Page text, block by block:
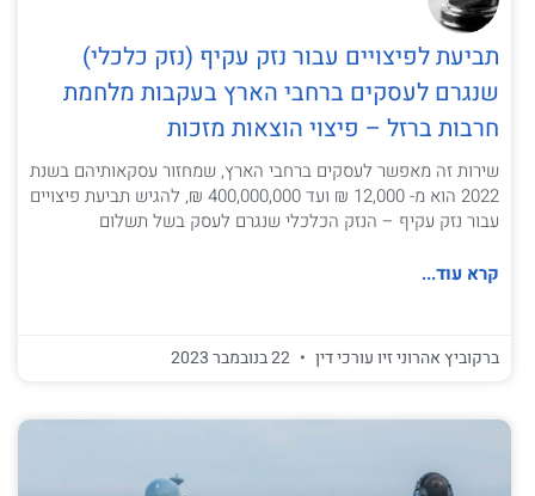
תביעת לפיצויים עבור נזק עקיף (נזק כלכלי)
שנגרם לעסקים ברחבי הארץ בעקבות מלחמת
חרבות ברזל – פיצוי הוצאות מזכות
שירות זה מאפשר לעסקים ברחבי הארץ, שמחזור עסקאותיהם בשנת
2022 הוא מ- 12,000 ₪ ועד 400,000,000 ₪, להגיש תביעת פיצויים
עבור נזק עקיף – הנזק הכלכלי שנגרם לעסק בשל תשלום
קרא עוד...
ברקוביץ אהרוני זיו עורכי דין